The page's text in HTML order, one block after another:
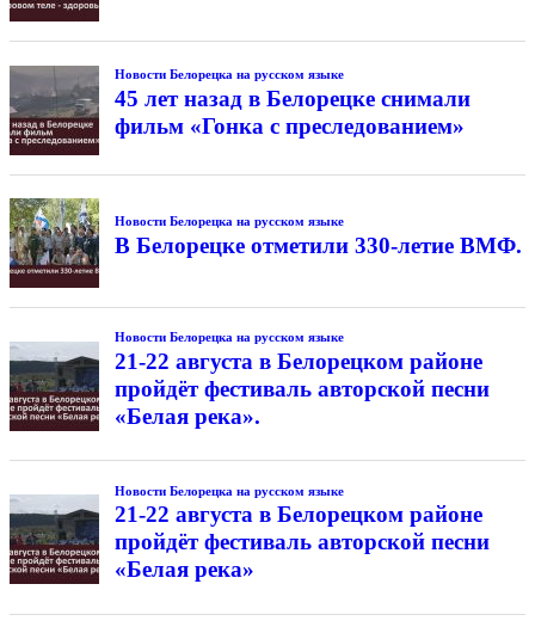
Новости Белорецка на русском языке
45 лет назад в Белорецке снимали
фильм «Гонка с преследованием»
Новости Белорецка на русском языке
В Белорецке отметили 330-летие ВМФ.
Новости Белорецка на русском языке
21-22 августа в Белорецком районе
пройдёт фестиваль авторской песни
«Белая река».
Новости Белорецка на русском языке
21-22 августа в Белорецком районе
пройдёт фестиваль авторской песни
«Белая река»